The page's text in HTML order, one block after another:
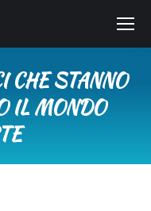
CHE STANNO
IL MONDO